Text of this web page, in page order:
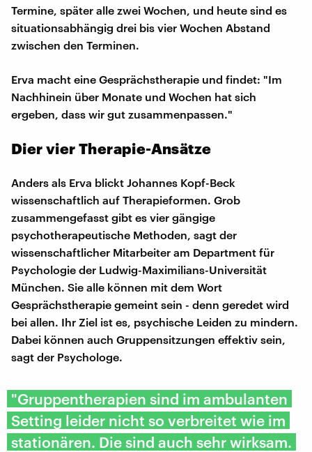
Termine, später alle zwei Wochen, und heute sind es
situationsabhängig drei bis vier Wochen Abstand
zwischen den Terminen.
Erva macht eine Gesprächstherapie und findet: "Im
Nachhinein über Monate und Wochen hat sich
ergeben, dass wir gut zusammenpassen."
Dier vier Therapie-Ansätze
Anders als Erva blickt Johannes Kopf-Beck
wissenschaftlich auf Therapieformen. Grob
zusammengefasst gibt es vier gängige
psychotherapeutische Methoden, sagt der
wissenschaftlicher Mitarbeiter am Department für
Psychologie der Ludwig-Maximilians-Universität
München. Sie alle können mit dem Wort
Gesprächstherapie gemeint sein - denn geredet wird
bei allen. Ihr Ziel ist es, psychische Leiden zu mindern.
Dabei können auch Gruppensitzungen effektiv sein,
sagt der Psychologe.
"Gruppentherapien sind im ambulanten
Setting leider nicht so verbreitet wie im
stationären. Die sind auch sehr wirksam.